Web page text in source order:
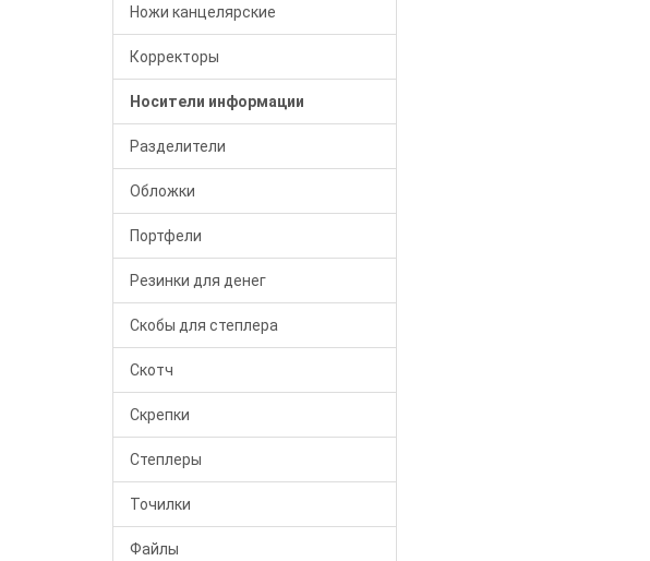
Ножи канцелярские
Корректоры
Носители информации
Разделители
Обложки
Портфели
Резинки для денег
Скобы для степлера
Скотч
Скрепки
Степлеры
Точилки
Файлы